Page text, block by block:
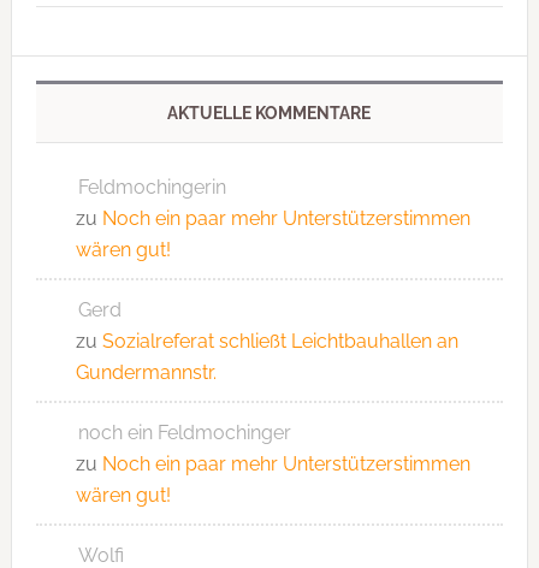
AKTUELLE KOMMENTARE
Feldmochingerin
zu Noch ein paar mehr Unterstützerstimmen
wären gut!
Gerd
zu Sozialreferat schließt Leichtbauhallen an
Gundermannstr.
noch ein Feldmochinger
zu Noch ein paar mehr Unterstützerstimmen
wären gut!
Wolfi